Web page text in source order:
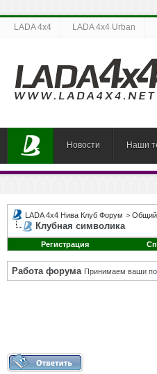
LADA 4x4 LADA 4x4 Urban
Новости Наши
LADA 4x4 Нива Клуб Форум > Общий
Клубная символика
Регистрация
Работа форума Принимаем ваши